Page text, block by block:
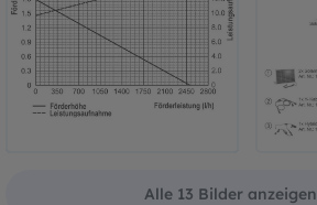
Alle 13 Bilder anzeigen